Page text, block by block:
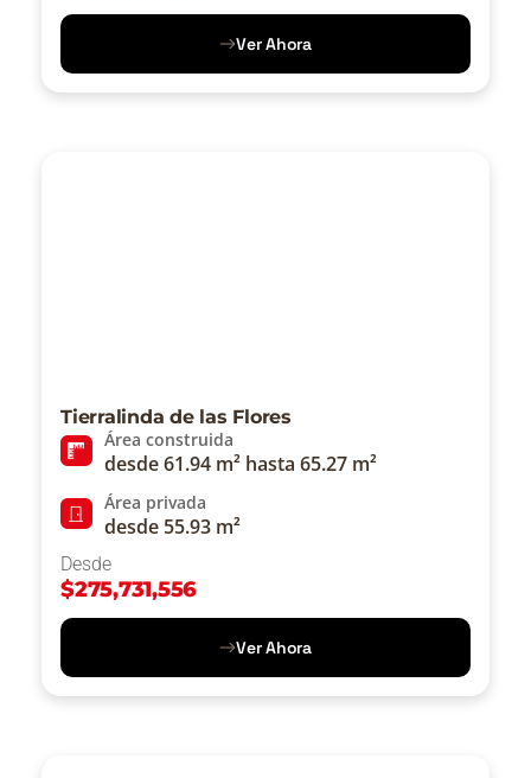
Ver Ahora
Tierralinda de las Flores
Área construida
desde 61.94 m² hasta 65.27 m²
Área privada
desde 55.93 m²
Desde
$275,731,556
Ver Ahora